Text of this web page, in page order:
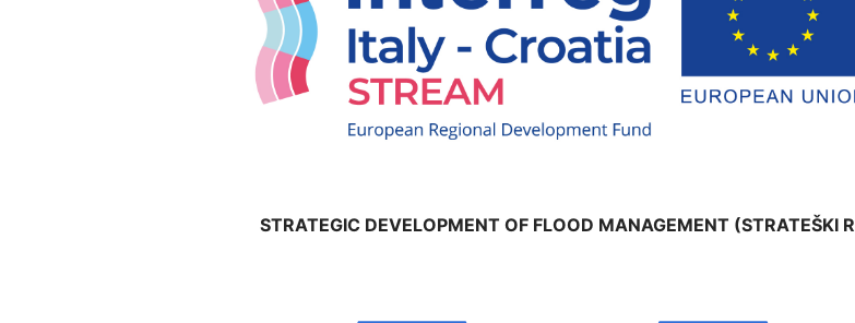
STRATEGIC DEVELOPMENT OF FLOOD MANAGEMENT (STRATEŠKI